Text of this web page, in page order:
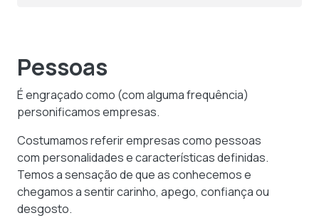
Pessoas
É engraçado como (com alguma frequência)
personificamos empresas.
Costumamos referir empresas como pessoas
com personalidades e características definidas.
Temos a sensação de que as conhecemos e
chegamos a sentir carinho, apego, confiança ou
desgosto.